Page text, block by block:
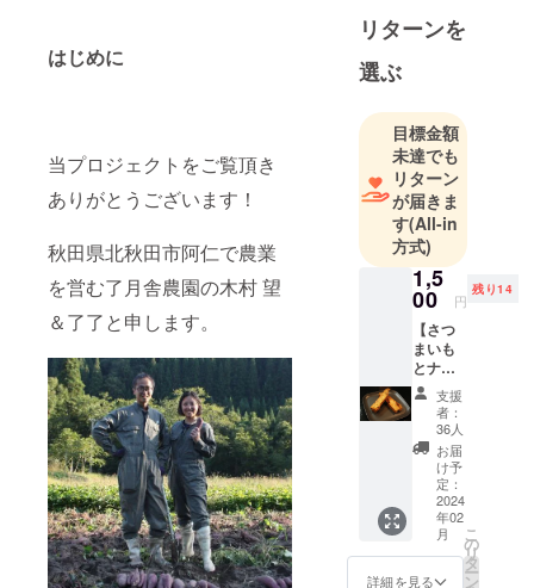
はじめに
当プロジェクトをご覧頂き
ありがとうございます！
秋田県北秋田市阿仁で農業
を営む了月舎農園の木村 望
＆了了と申します。
活が始ま
る。
農業や狩猟
ち、大学在
学中に阿仁
マタギの里
に一年住
む。
在学中留学
生の妻と出
会い結婚、
大学卒業後
二人で阿仁
へ行き農業
を始める。
2021年12月
から菓子製
る。
リターンを
選ぶ
目標金額
未達でも
リターン
が届きま
す(All-in
方式)
1,5
00 円
残り14
【さつ
まいも
とナッ
ツのビ
スコ
ティ】
２個入
り×２袋
少しで
も多く
の方に
当農園
の楽し
さとお
支援
者：
36人
お届
け予
定：
2024
年02
月
詳細を見る
こ
の
リ
タ
ー
ン